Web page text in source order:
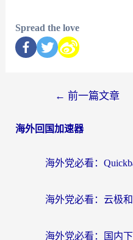
Spread the love
← 前一篇文章
海外回国加速器